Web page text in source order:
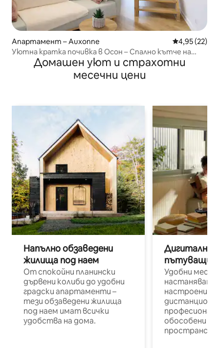
Апартамент – Auxonne Средна
4,95 (22)
Уютна кратка почивка в Осон – Спално кътче на
мецанинДомашен уют и страхотни
месечни цени
Напълно обзаведени
жилища под наем
От спокойни планински
дървени колиби до удобни
градски апартаменти –
тези обзаведени жилища
под наем имат всички
удобства на дома.
Дигитални
пътуващи
Удобни
настаняване
настроени и
обособени